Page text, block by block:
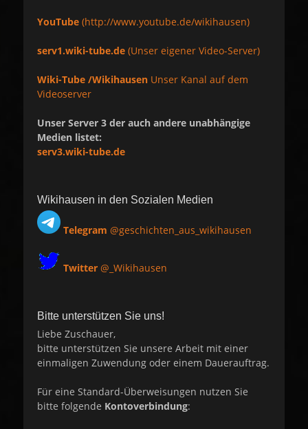
YouTube (http://www.youtube.de/wikihausen)
serv1.wiki-tube.de (Unser eigener Video-Server)
Wiki-Tube /Wikihausen Unser Kanal auf dem
Videoserver
Unser Server 3 der auch andere unabhängige
Medien listet:
serv3.wiki-tube.de
Wikihausen in den Sozialen Medien
Telegram @geschichten_aus_wikihausen
Twitter @_Wikihausen
Bitte unterstützen Sie uns!
Liebe Zuschauer,
bitte unterstützen Sie unsere Arbeit mit einer
einmaligen Zuwendung oder einem Dauerauftrag.
Für eine Standard-Überweisungen nutzen Sie
bitte folgende Kontoverbindung: